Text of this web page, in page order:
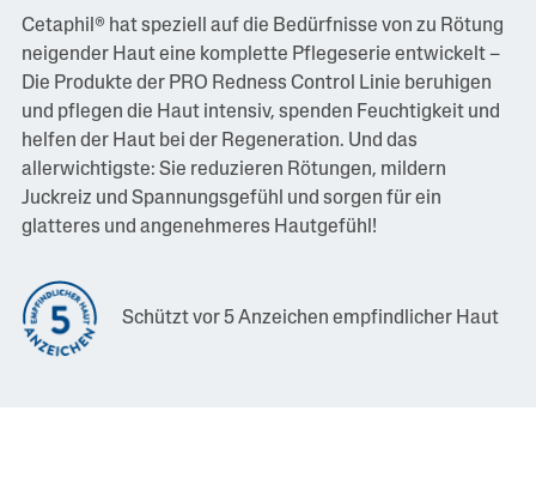
Cetaphil® hat speziell auf die Bedürfnisse von zu Rötung
neigender Haut eine komplette Pflegeserie entwickelt –
Die Produkte der PRO Redness Control Linie beruhigen
und pflegen die Haut intensiv, spenden Feuchtigkeit und
helfen der Haut bei der Regeneration. Und das
allerwichtigste: Sie reduzieren Rötungen, mildern
Juckreiz und Spannungsgefühl und sorgen für ein
glatteres und angenehmeres Hautgefühl!
Schützt vor 5 Anzeichen empfindlicher Haut